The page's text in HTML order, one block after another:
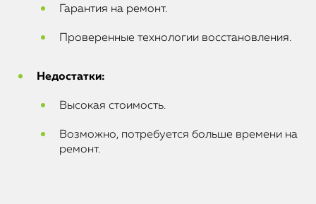
Гарантия на ремонт.
Проверенные технологии восстановления.
Недостатки:
Высокая стоимость.
Возможно, потребуется больше времени на
ремонт.